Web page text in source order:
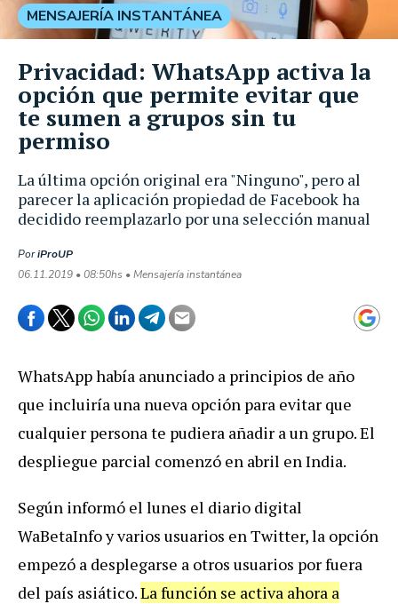
La última opción original era "Ninguno", pero al
parecer la aplicación propiedad de Facebook ha
decidido reemplazarlo por una selección manual
PoriProUP
06.11.2019 • 08:50hs • Mensajería instantánea
MENSAJERÍA INSTANTÁNEA
Privacidad: WhatsApp activa la
opción que permite evitar que
te sumen a grupos sin tu
permiso
WhatsApp había anunciado a principios de año
que incluiría una nueva opción para evitar que
cualquier persona te pudiera añadir a un grupo. El
despliegue parcial comenzó en abril en India.
Según informó el lunes el diario digital
WaBetaInfo y varios usuarios en Twitter, la opción
empezó a desplegarse a otros usuarios por fuera
del país asiático.La función se activa ahora a